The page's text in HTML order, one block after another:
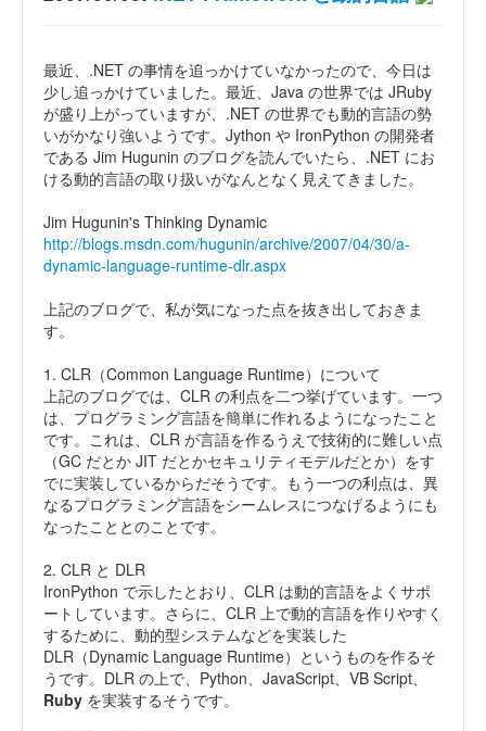
最近、.NET の事情を追っかけていなかったので、今日は
少し追っかけていました。最近、Java の世界では JRuby
が盛り上がっていますが、.NET の世界でも動的言語の勢
いがかなり強いようです。Jython や IronPython の開発者
である Jim Hugunin のブログを読んでいたら、.NET にお
ける動的言語の取り扱いがなんとなく見えてきました。
Jim Hugunin's Thinking Dynamic
http://blogs.msdn.com/hugunin/archive/2007/04/30/a-
dynamic-language-runtime-dlr.aspx
上記のブログで、私が気になった点を抜き出しておきま
す。
1. CLR（Common Language Runtime）について
上記のブログでは、CLR の利点を二つ挙げています。一つ
は、プログラミング言語を簡単に作れるようになったこと
です。これは、CLR が言語を作るうえで技術的に難しい点
（GC だとか JIT だとかセキュリティモデルだとか）をす
でに実装しているからだそうです。もう一つの利点は、異
なるプログラミング言語をシームレスにつなげるようにも
なったこととのことです。
2. CLR と DLR
IronPython で示したとおり、CLR は動的言語をよくサポ
ートしています。さらに、CLR 上で動的言語を作りやすく
するために、動的型システムなどを実装した
DLR（Dynamic Language Runtime）というものを作るそ
うです。DLR の上で、Python、JavaScript、VB Script、
Ruby を実装するそうです。